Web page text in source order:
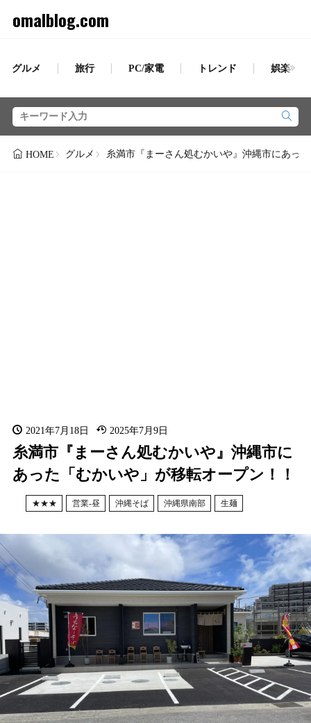
omalblog.com
グルメ 旅行 PC/家電 トレンド 娯楽
HOME グルメ 糸満市『まーさん処むかいや』沖縄市にあっ
2021年7月18日 2025年7月9日
糸満市『まーさん処むかいや』沖縄市に
あった「むかいや」が移転オープン！！
★★★ 営業-昼 沖縄そば 沖縄県南部 生麺